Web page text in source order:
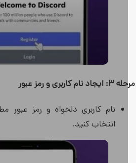
کاربری و رمز عبور
نام کاربری دلخواه و رمز عبور
انتخاب کنید.